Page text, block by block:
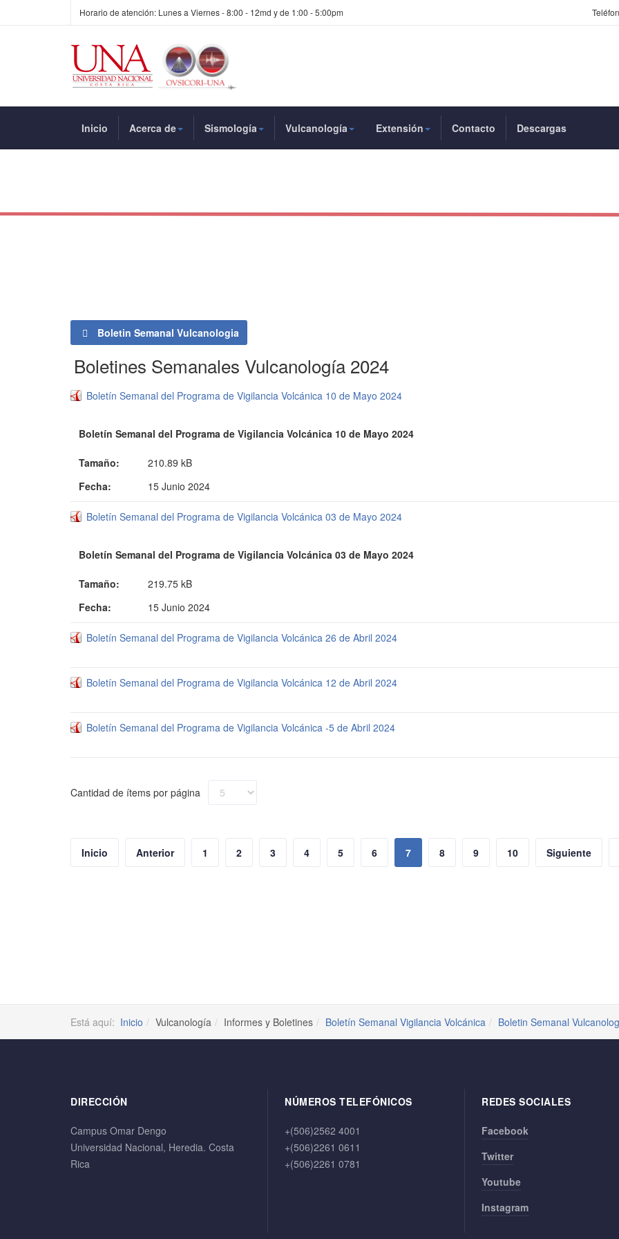
Horario de atención: Lunes a Viernes - 8:00 - 12md y de 1:00 - 5:00pm
Inicio Acerca de Sismología Vulcanología Extensión Contacto Descargas
Boletin Semanal Vulcanologia
Boletines Semanales Vulcanología 2024
Boletín Semanal del Programa de Vigilancia Volcánica 10 de Mayo 2024
Boletín Semanal del Programa de Vigilancia Volcánica 10 de Mayo 2024
Tamaño:
210.89 kB
Fecha:
15 Junio 2024
Boletín Semanal del Programa de Vigilancia Volcánica 03 de Mayo 2024
Boletín Semanal del Programa de Vigilancia Volcánica 03 de Mayo 2024
Tamaño:
219.75 kB
Fecha:
15 Junio 2024
Boletín Semanal del Programa de Vigilancia Volcánica 26 de Abril 2024
Boletín Semanal del Programa de Vigilancia Volcánica 12 de Abril 2024
Boletín Semanal del Programa de Vigilancia Volcánica -5 de Abril 2024
Cantidad de ítems por página
Inicio Anterior 1 2 3 4 5 6 7 8 9 10 Siguiente
Está aquí: Inicio Vulcanología Informes y Boletines Boletín Semanal Vigilancia Volcánica Boletin Semanal
DIRECCIÓN
Campus Omar Dengo
Universidad Nacional, Heredia. Costa
Rica
NÚMEROS TELEFÓNICOS
+(506)2562 4001
+(506)2261 0611
+(506)2261 0781
REDES SOCIALES
Facebook
Twitter
Youtube
Instagram